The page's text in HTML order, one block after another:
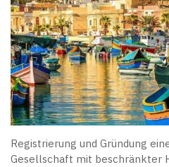
Registrierung und Gründung
Gesellschaft mit beschränkter